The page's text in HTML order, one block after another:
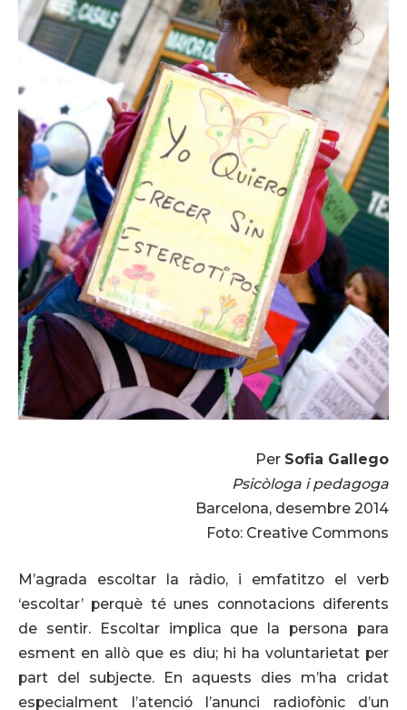
Per Sofia Gallego
Psicòloga i pedagoga
Barcelona, desembre 2014
Foto: Creative Commons
M’agrada escoltar la ràdio, i emfatitzo el verb
‘escoltar’ perquè té unes connotacions diferents
de sentir. Escoltar implica que la persona para
esment en allò que es diu; hi ha voluntarietat per
part del subjecte. En aquests dies m’ha cridat
especialment l’atenció l’anunci radiofònic d’un